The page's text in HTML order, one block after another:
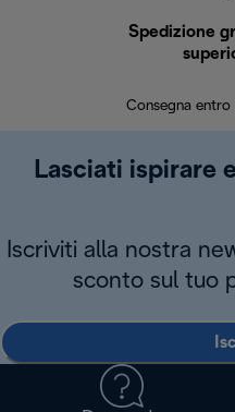
Spedizione
Consegna
Lasciati ispirare
Iscriviti alla nostra
sconto sul tuo